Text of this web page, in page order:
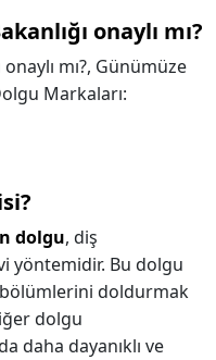
onaylı mı?
mı?, Günümüze
Markaları:
dolgu, diş
yöntemidir. Bu dolgu
bölümlerini doldurmak
dolgu
daha dayanıklı ve